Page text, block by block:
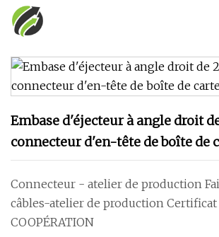
Embase d'éjecteur à angle droit
connecteur d'en-tête de boîte de
Connecteur - atelier de production
câbles-atelier de production Certificat
COOPÉRATION